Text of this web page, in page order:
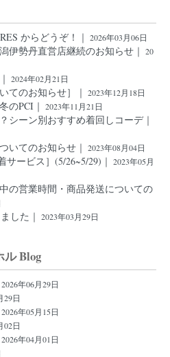
からどうぞ！｜ 2026年03月06日
伊勢丹直営店継続のお知らせ｜ 20
2024年02月21日
てのお知らせ］｜ 2023年12月18日
のPCI｜ 2023年11月21日
シーン別おすすめ着回しコーデ｜
いてのお知らせ｜ 2023年08月04日
サービス］(5/26~5/29)｜ 2023年05月
の営業時間・商品発送についての
した｜ 2023年03月29日
Blog
2026年06月29日
29日
2026年05月15日
02日
2026年04月01日